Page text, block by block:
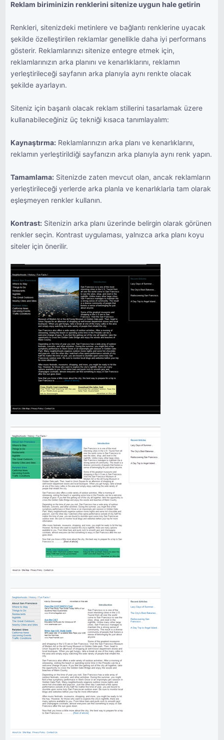
Reklam biriminizin renklerini sitenize uygun hale getirin
Renkleri, sitenizdeki metinlere ve bağlantı renklerine uyacak
şekilde özelleştirilen reklamlar genellikle daha iyi performans
gösterir. Reklamlarınızı sitenize entegre etmek için,
reklamlarınızın arka planını ve kenarlıklarını, reklamın
yerleştirileceği sayfanın arka planıyla aynı renkte olacak
şekilde ayarlayın.
Siteniz için başarılı olacak reklam stillerini tasarlamak üzere
kullanabileceğiniz üç tekniği kısaca tanımlayalım:
Kaynaştırma: Reklamlarınızın arka planı ve kenarlıklarını,
reklamın yerleştirildiği sayfanızın arka planıyla aynı renk yapın.
Tamamlama: Sitenizde zaten mevcut olan, ancak reklamların
yerleştirileceği yerlerde arka planla ve kenarlıklarla tam olarak
eşleşmeyen renkler kullanın.
Kontrast: Sitenizin arka planı üzerinde belirgin olarak görünen
renkler seçin. Kontrast uygulaması, yalnızca arka planı koyu
siteler için önerilir.